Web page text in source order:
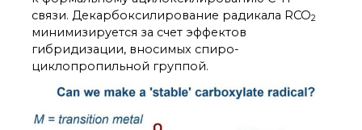
связи. Декарбоксилирование радикала RCO2
минимизируется за счет эффектов
гибридизации, вносимых спиро-
циклопропильной группой.